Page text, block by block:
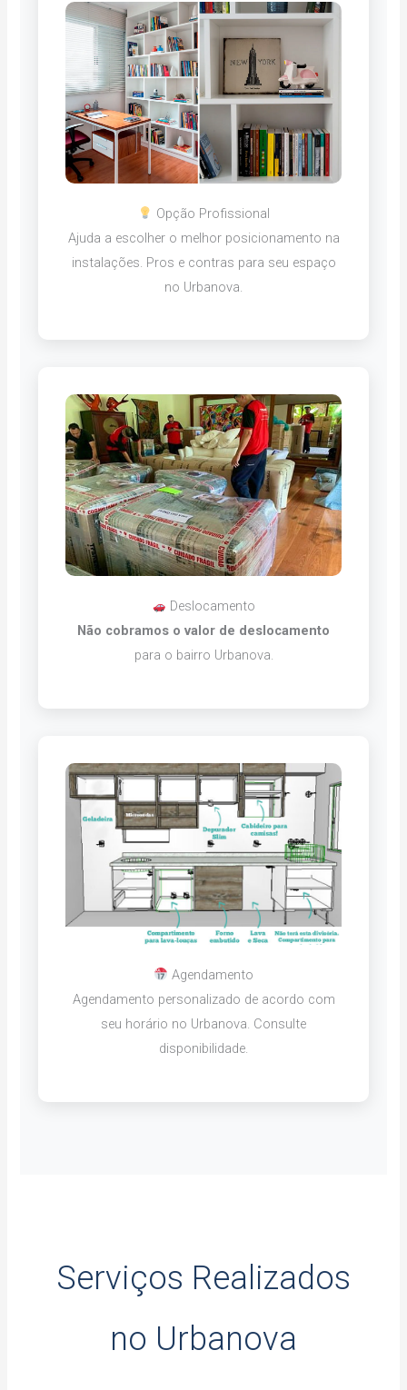
Opção Profissional
Ajuda a escolher o melhor posicionamento na
instalações. Pros e contras para seu espaço
no Urbanova.
Deslocamento
Não cobramos o valor de deslocamento
para o bairro Urbanova.
Agendamento
Agendamento personalizado de acordo com
seu horário no Urbanova. Consulte
disponibilidade.
Serviços Realizados
no Urbanova